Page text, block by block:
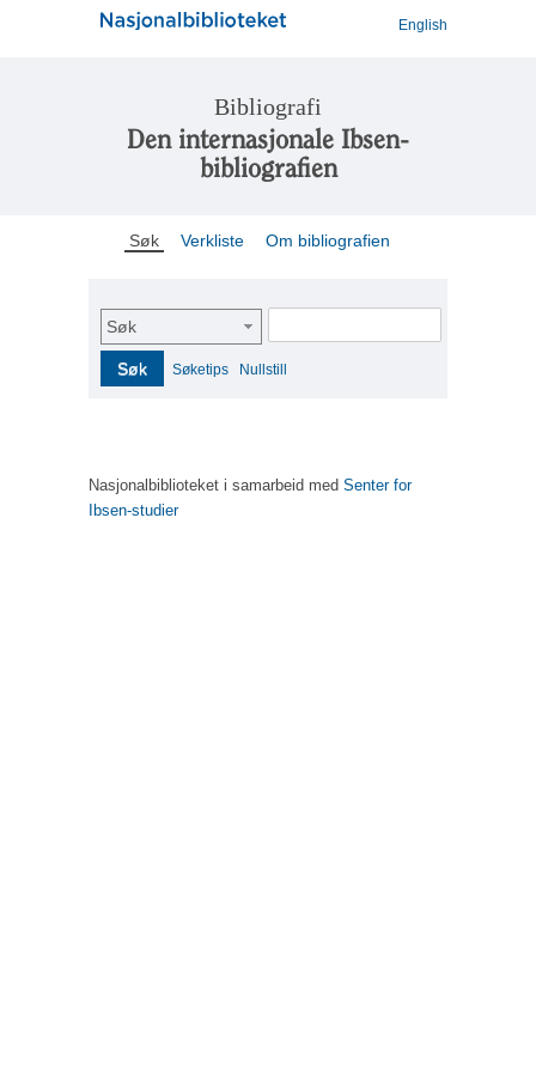
English
Bibliografi
Den internasjonale Ibsen-
bibliografien
Søk Verkliste Om bibliografien
Søk
Søk Søketips Nullstill
Nasjonalbiblioteket i samarbeid med Senter for
Ibsen-studier